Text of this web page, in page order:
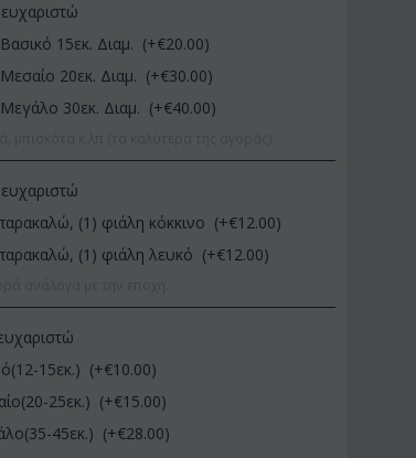
Afp1
φαλαίνοψις σε
βάζο
€
15εκ. Διαμ. (+€20.00)
20εκ. Διαμ. (+€30.00)
30εκ. Διαμ. (+€40.00)
(1) φιάλη κόκκινο (+€12.00)
(1) φιάλη λευκό (+€12.00)
15εκ.) (+€10.00)
25εκ.) (+€15.00)
45εκ.) (+€28.00)